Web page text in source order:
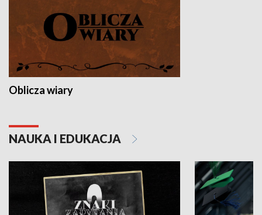
Oblicza wiary
NAUKA I EDUKACJA